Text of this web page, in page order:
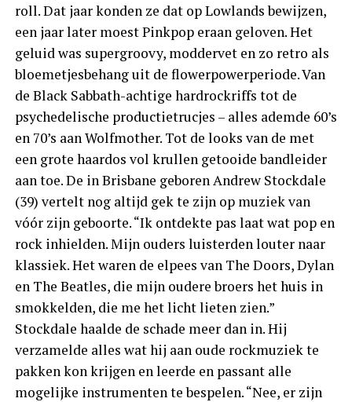
roll. Dat jaar konden ze dat op Lowlands bewijzen,
een jaar later moest Pinkpop eraan geloven. Het
geluid was supergroovy, moddervet en zo retro als
bloemetjesbehang uit de flowerpowerperiode. Van
de Black Sabbath-achtige hardrockriffs tot de
psychedelische productietrucjes – alles ademde 60’s
en 70’s aan Wolfmother. Tot de looks van de met
een grote haardos vol krullen getooide bandleider
aan toe. De in Brisbane geboren Andrew Stockdale
(39) vertelt nog altijd gek te zijn op muziek van
vóór zijn geboorte. “Ik ontdekte pas laat wat pop en
rock inhielden. Mijn ouders luisterden louter naar
klassiek. Het waren de elpees van The Doors, Dylan
en The Beatles, die mijn oudere broers het huis in
smokkelden, die me het licht lieten zien.”
Stockdale haalde de schade meer dan in. Hij
verzamelde alles wat hij aan oude rockmuziek te
pakken kon krijgen en leerde en passant alle
mogelijke instrumenten te bespelen. “Nee, er zijn